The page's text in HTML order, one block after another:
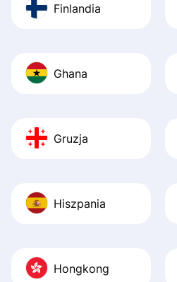
Finlandia
Ghana
Gruzja
Hiszpania
Hongkong